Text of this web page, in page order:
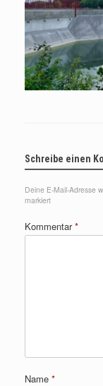
Schreibe einen
Deine E-Mail-Adresse
markiert
Kommentar*
Name *